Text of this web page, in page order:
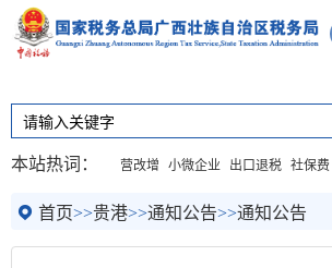
本站热词： 营改增 小微企业 出口退税 社保费
首页>>贵港>>通知公告>>通知公告